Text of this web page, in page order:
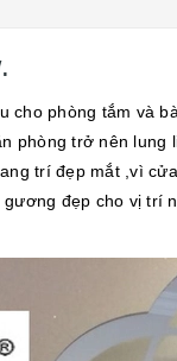
cho phòng tắm và
phòng trở nên
trí đẹp mắt ,vì
đẹp cho vị